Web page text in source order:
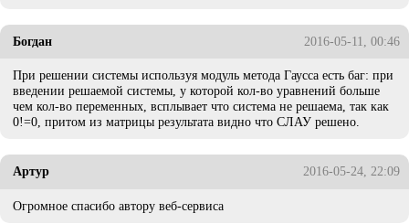
Богдан 2016-05-11, 00:46
При решении системы используя модуль метода Гаусса есть баг: при
введении решаемой системы, у которой кол-во уравнений больше
чем кол-во переменных, всплывает что система не решаема, так как
0!=0, притом из матрицы результата видно что СЛАУ решено.
Артур 2016-05-24, 22:09
Огромное спасибо автору веб-сервиса